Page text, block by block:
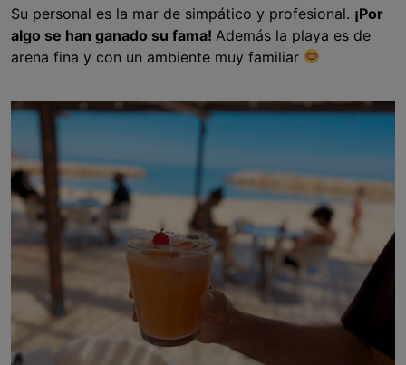
Su personal es la mar de simpático y profesional. ¡Por
algo se han ganado su fama! Además la playa es de
arena fina y con un ambiente muy familiar